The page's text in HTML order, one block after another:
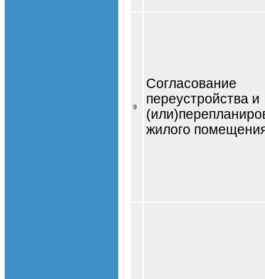
9
Согласование
переустройства и
жилого